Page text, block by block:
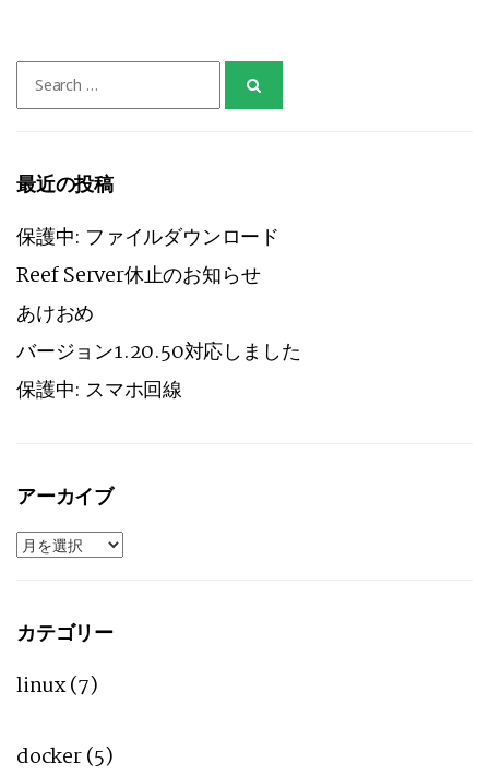
DDPS
て
み
た
for:
最近の投稿
保護中: ファイルダウンロード
Reef Server休止のお知らせ
あけおめ
バージョン1.20.50対応しました
保護中: スマホ回線
アーカイブ
ア
ー
ブ
カテゴリー
linux(7)
docker(5)